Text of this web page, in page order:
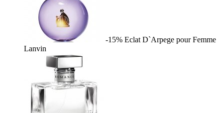
-15% Eclat D`Arpege pour Femme
Lanvin